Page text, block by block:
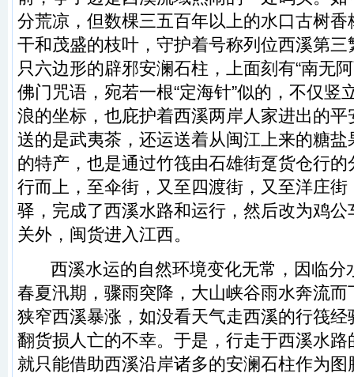
分荒凉，但数棵三五百年以上的水口古树
干和茂盛的枝叶，守护着号称列位西溪第
只六边形的辟邪安澜石柱，上面刻有“南无
佛门咒语，宛若一根“定海针”似的，不仅竖
浪的坐标，也庇护着西溪两岸人家进出的
送的是武夷茶，还运送着从闽江上来的糖
的特产，也是通过竹筏由石雄街趸货仓行
行而上，至伞街，又至四渡街，又至洋庄
驿，完成了西溪水路和运行，然后改为鸡
关外，闽货进入江西。
西溪水运的自然环境变化无常，因临分
春夏汛期，骤雨突降，大山峡谷雨水奔流
狭窄西溪暴涨，如没看天气走西溪的行筏
翻货损人亡的不幸。于是，行走于西溪水
就只能借助西溪沿岸诸多的安澜石柱作为